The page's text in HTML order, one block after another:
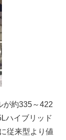
が約335～422
ハイブリッド
従来型より値